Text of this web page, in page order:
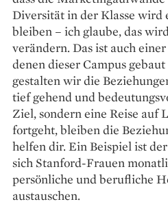
Diversität in der Klasse wird
bleiben – ich glaube, das
verändern. Das ist auch
denen dieser Campus
gestalten wir die
tief gehend und
Ziel, sondern eine Reise auf
fortgeht, bleiben die
helfen dir. Ein Beispiel ist
sich Stanford-Frauen
persönliche und berufliche
austauschen.